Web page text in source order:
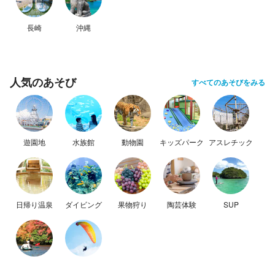
長崎 沖縄
人気のあそび すべてのあそびをみる
遊園地 水族館 動物園 キッズパーク アスレチック
日帰り温泉 ダイビング 果物狩り 陶芸体験 SUP